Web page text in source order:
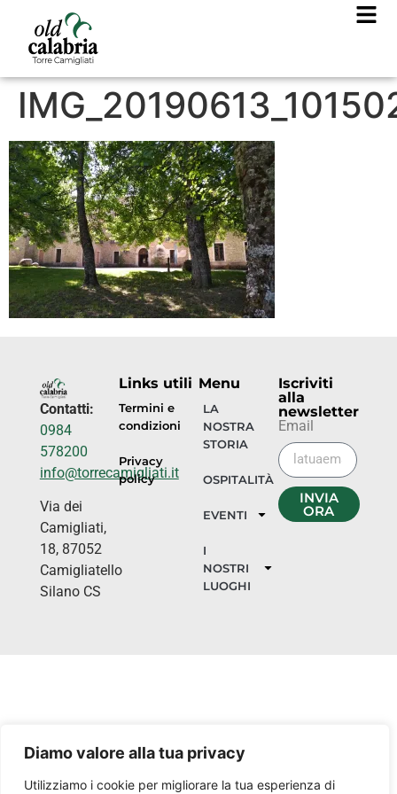
Diamo valore alla tua privacy
Utilizziamo i cookie per migliorare la tua esperienza di
Contatti:
0984
578200
info@torrecamigliati.it
Via dei
Camigliati,
18, 87052
Camigliatello
Silano CS
Links utili
Termini e
condizioni
Privacy
policy
Menu
LA
NOSTRA
STORIA
OSPITALITÀ
EVENTI
I
NOSTRI
LUOGHI
Iscriviti
alla
newsletter
Email
INVIA
ORA